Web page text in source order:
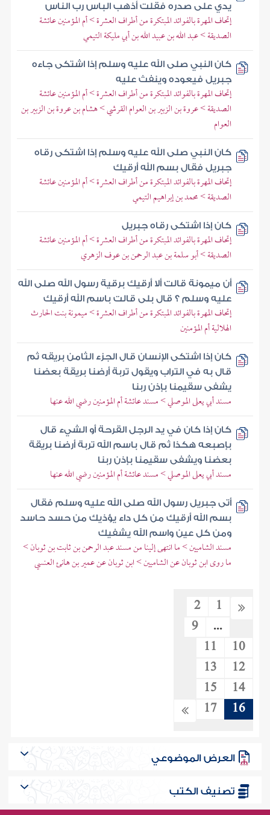
يدي على صدره فقلت أذهب الباس رب الناس
إتحاف المهرة بالفوائد المبتكرة من أطراف العشرة > أم المؤمنين عائشة
الصديقة > عبد الله بن عبيد الله بن أبي مليكة التيمي
كان النبي صلى الله عليه وسلم إذا اشتكى جاءه
جبريل فيعوده وينفث عليه
إتحاف المهرة بالفوائد المبتكرة من أطراف العشرة > أم المؤمنين عائشة
الصديقة > عروة بن الزبير بن العوام القرشي > هشام بن عروة بن الزبير بن
العوام
كان النبي صلى الله عليه وسلم إذا اشتكى رقاه
جبريل فقال بسم الله أرقيك
إتحاف المهرة بالفوائد المبتكرة من أطراف العشرة > أم المؤمنين عائشة
الصديقة > محمد بن إبراهيم التيمي
كان إذا اشتكى رقاه جبريل
إتحاف المهرة بالفوائد المبتكرة من أطراف العشرة > أم المؤمنين عائشة
الصديقة > أبو سلمة بن عبد الرحمن بن عوف الزهري
أن ميمونة قالت ألا أرقيك برقية رسول الله صلى الله
عليه وسلم ؟ قال بلى قالت باسم الله أرقيك
إتحاف المهرة بالفوائد المبتكرة من أطراف العشرة > ميمونة بنت الحارث
الهلالية أم المؤمنين
كان إذا اشتكى الإنسان قال الجزء الثامن بريقه ثم
قال به في التراب ويقول تربة أرضنا بريقة بعضنا
يشفى سقيمنا بإذن ربنا
مسند أبي يعلى الموصلي > مسند عائشة أم المؤمنين رضي الله عنها
كان إذا كان في يد الرجل القرحة أو الشيء قال
بإصبعه هكذا ثم قال باسم الله تربة أرضنا بريقة
بعضنا ويشفى سقيمنا بإذن ربنا
مسند أبي يعلى الموصلي > مسند عائشة أم المؤمنين رضي الله عنها
أتى جبريل رسول الله صلى الله عليه وسلم فقال
بسم الله أرقيك من كل داء يؤذيك من حسد حاسد
ومن كل عين واسم الله يشفيك
مسند الشاميين > ما انتهى إلينا من مسند عبد الرحمن بن ثابت بن ثوبان >
ما روى ابن ثوبان عن الشاميين > ابن ثوبان عن عمير بن هانئ العنسي
1
2
...
9
10
11
12
13
14
15
16
17
العرض الموضوعي
تصنيف الكتب